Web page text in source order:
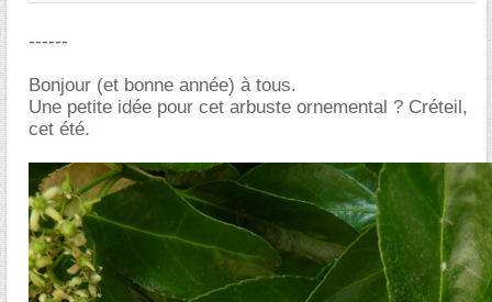
------
Bonjour (et bonne année) à tous.
Une petite idée pour cet arbuste ornemental ? Créteil,
cet été.